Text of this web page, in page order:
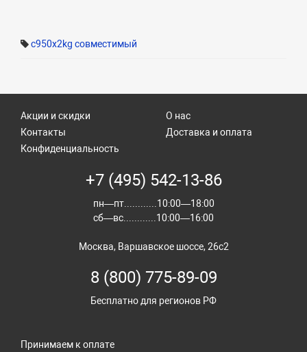
c950x2kg совместимый
Акции и скидки
Контакты
О нас
Доставка и оплата
Конфиденциальность
+7 (495) 542-13-86
пн—пт............10:00—18:00
сб—вс............10:00—16:00
Москва, Варшавское шоссе, 26с2
8 (800) 775-89-09
Бесплатно для регионов РФ
Принимаем к оплате